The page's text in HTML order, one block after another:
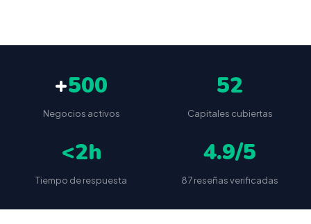
+500
Negocios activos
52
Capitales cubiertas
<2h
Tiempo de respuesta
4.9/5
87 reseñas verificadas